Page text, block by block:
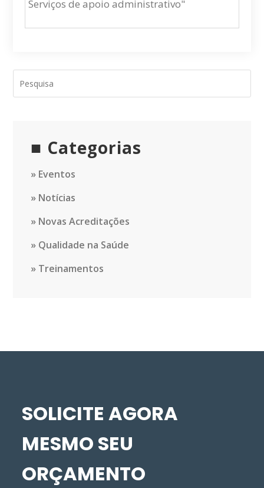
Serviços de apoio administrativo"
Categorias
Eventos
Notícias
Novas Acreditações
Qualidade na Saúde
Treinamentos
SOLICITE AGORA
MESMO SEU
ORÇAMENTO